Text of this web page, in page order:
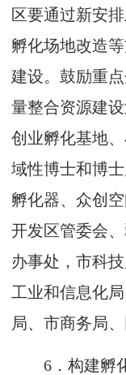
区要通过新安
孵化场地改造
建设。鼓励重
量整合资源建
创业孵化基地
域性博士和博
孵化器、众创
开发区管委会
办事处，市科
工业和信息化
局、市商务局、
6 ．构建孵